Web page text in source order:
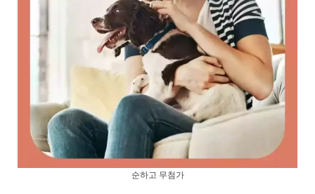
순하고 무첨가